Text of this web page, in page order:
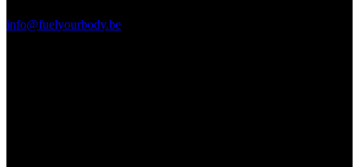
info@fuelyourbody.be